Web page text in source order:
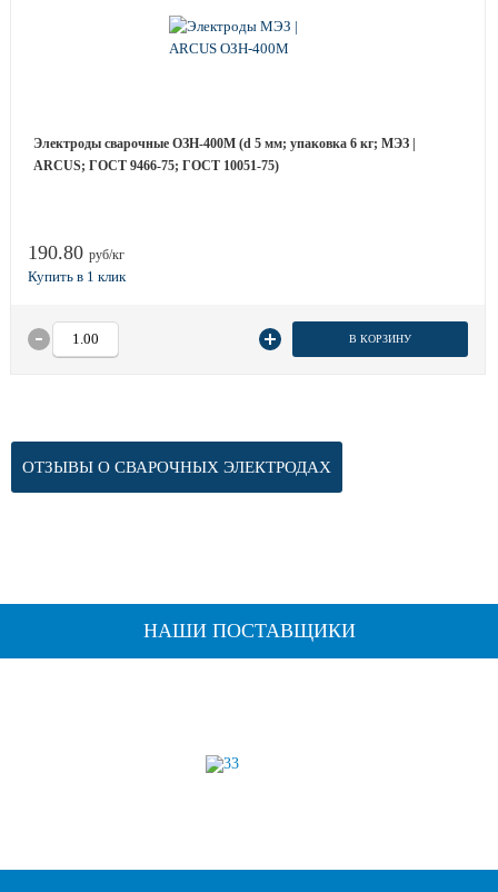
Электроды сварочные ОЗН-400М (d 5 мм; упаковка 6 кг; МЭЗ |
ARCUS; ГОСТ 9466-75; ГОСТ 10051-75)
190.80 руб/кг
В КОРЗИНУ
ОТЗЫВЫ О СВАРОЧНЫХ ЭЛЕКТРОДАХ
НАШИ ПОСТАВЩИКИ